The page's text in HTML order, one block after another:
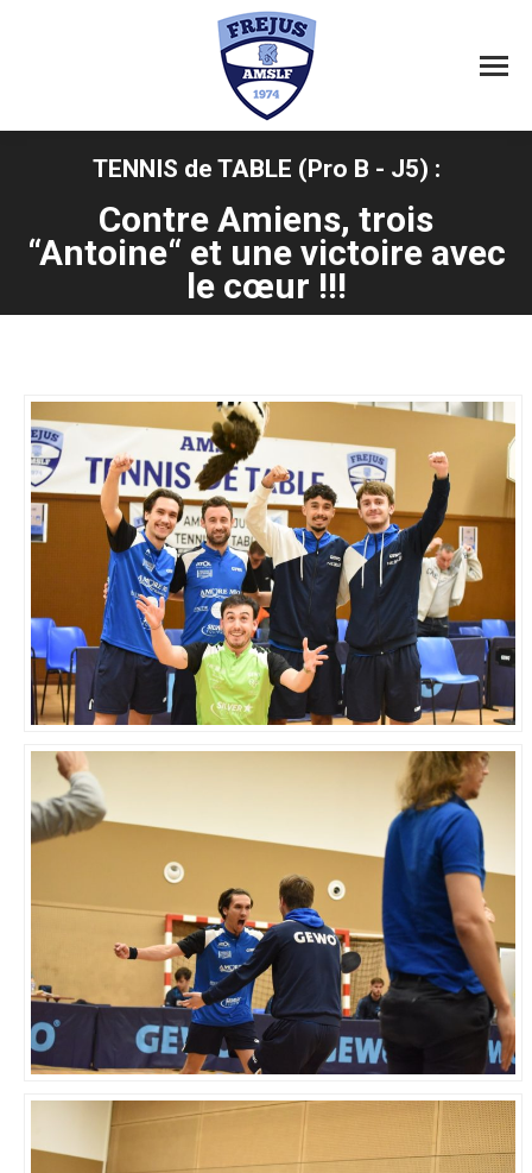
TENNIS de TABLE (Pro B - J5) :
Contre Amiens, trois
“Antoine“ et une victoire avec
le cœur !!!
Vous êtes ici :